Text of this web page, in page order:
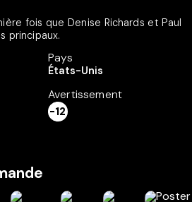
fois que Denise Richards et Paul
principaux.
Pays
États-Unis
Avertissement
-12